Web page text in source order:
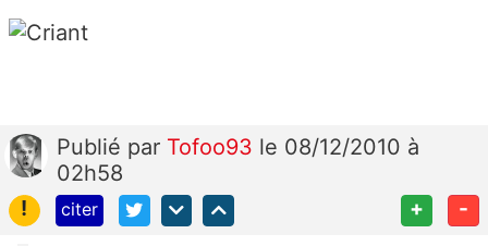
Publié par Tofoo93 le 08/12/2010 à
02h58
!
citer + -